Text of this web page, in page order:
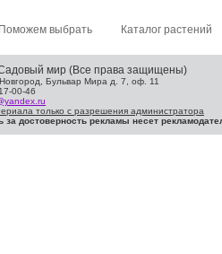
Поможем выбрать Каталог растений
мир (Все права защищены)
Бульвар Мира д. 7, оф. 11
00-46
только с разрешения администратора
за достоверность рекламы несет